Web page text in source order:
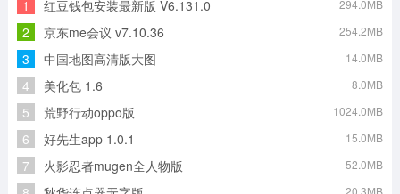
1 红豆钱包安装最新版 V6.131.0 294.0MB
2 京东me会议 v7.10.36 254.2MB
3 中国地图高清版大图 14.0MB
4 美化包 1.6 8.0MB
5 荒野行动oppo版 1024.0MB
6 好先生app 1.0.1 15.0MB
7 火影忍者mugen全人物版 52.0MB
20.3MB